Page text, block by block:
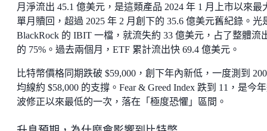
月淨流出 45.1 億美元，是這類產品 2024 年 1 月上市以來最
單月贖回，超過 2025 年 2 月創下的 35.6 億美元舊紀錄。光
BlackRock 的 IBIT 一檔，就流失約 33 億美元，占了整體流
的 75%。過去兩個月，ETF 累計流出快 69.4 億美元。
比特幣價格同期跌破 $59,000，創下年內新低，一度測到
均線約 $58,000 的支撐。Fear & Greed Index 跌到 11，是今
波修正以來最低的一次，落在「極度恐懼」區間。